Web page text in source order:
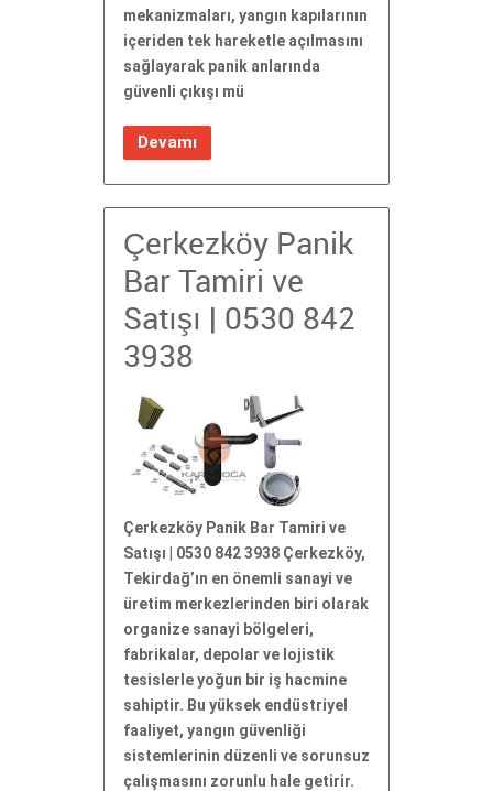
mekanizmaları, yangın kapılarının
içeriden tek hareketle açılmasını
sağlayarak panik anlarında
güvenli çıkışı mü
Devamı
Çerkezköy Panik
Bar Tamiri ve
Satışı | 0530 842
3938
Çerkezköy Panik Bar Tamiri ve
Satışı | 0530 842 3938 Çerkezköy,
Tekirdağ’ın en önemli sanayi ve
üretim merkezlerinden biri olarak
organize sanayi bölgeleri,
fabrikalar, depolar ve lojistik
tesislerle yoğun bir iş hacmine
sahiptir. Bu yüksek endüstriyel
faaliyet, yangın güvenliği
sistemlerinin düzenli ve sorunsuz
çalışmasını zorunlu hale getirir.